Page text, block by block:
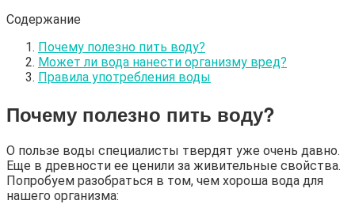
Содержание
Почему полезно пить воду?
Может ли вода нанести организму вред?
Правила употребления воды
Почему полезно пить воду?
О пользе воды специалисты твердят уже очень давно.
Еще в древности ее ценили за живительные свойства.
Попробуем разобраться в том, чем хороша вода для
нашего организма: